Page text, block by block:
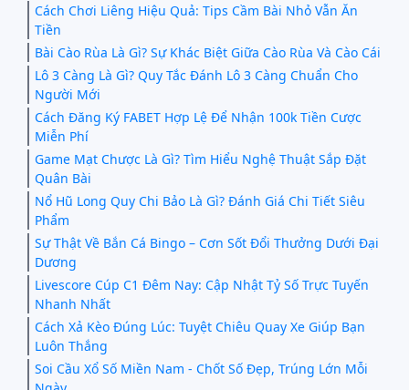
Cách Chơi Liêng Hiệu Quả: Tips Cầm Bài Nhỏ Vẫn Ăn
Tiền
Bài Cào Rùa Là Gì? Sự Khác Biệt Giữa Cào Rùa Và Cào Cái
Lô 3 Càng Là Gì? Quy Tắc Đánh Lô 3 Càng Chuẩn Cho
Người Mới
Cách Đăng Ký FABET Hợp Lệ Để Nhận 100k Tiền Cược
Miễn Phí
Game Mạt Chược Là Gì? Tìm Hiểu Nghệ Thuật Sắp Đặt
Quân Bài
Nổ Hũ Long Quy Chi Bảo Là Gì? Đánh Giá Chi Tiết Siêu
Phẩm
Sự Thật Về Bắn Cá Bingo – Cơn Sốt Đổi Thưởng Dưới Đại
Dương
Livescore Cúp C1 Đêm Nay: Cập Nhật Tỷ Số Trực Tuyến
Nhanh Nhất
Cách Xả Kèo Đúng Lúc: Tuyệt Chiêu Quay Xe Giúp Bạn
Luôn Thắng
Soi Cầu Xổ Số Miền Nam - Chốt Số Đẹp, Trúng Lớn Mỗi